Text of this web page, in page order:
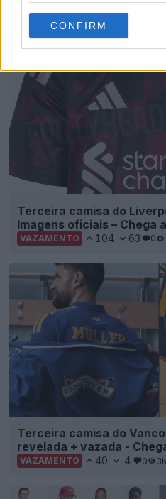
CONFIRM
VAZAMENTO 56 22
Terceira camisa do
Imagens oficiais – Chega
VAZAMENTO 104 63 0
Terceira camisa do
revelada + vazada -
VAZAMENTO 40 4 0